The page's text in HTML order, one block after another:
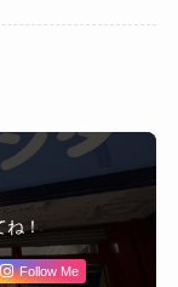
ね！
Follow Me